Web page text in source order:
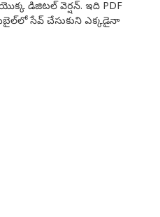
డిజిటల్ వెర్షన్. ఇది PDF
సేవ్ చేసుకుని ఎక్కడైనా